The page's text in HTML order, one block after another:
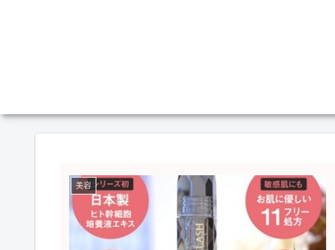
美容